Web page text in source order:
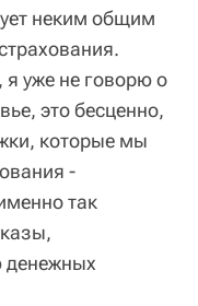
неким общим
уже не говорю о
это бесценно,
которые мы
-
так
денежных